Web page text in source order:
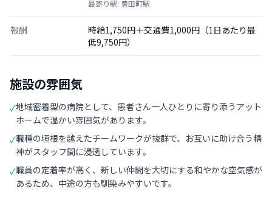
最寄り駅: 豊田町駅
報酬
時給1,750円＋交通費1,000円（1日あたり最
低9,750円）
施設の雰囲気
✓地域密着型の病院として、患者さん一人ひとりに寄り添うアット
ホームで温かい雰囲気があります。
✓職種の垣根を越えたチームワークが抜群で、お互いに助け合う精
神がスタッフ間に浸透しています。
✓職員の定着率が高く、新しい仲間を大切にする和やかな空気感が
あるため、中途の方も馴染みやすいです。